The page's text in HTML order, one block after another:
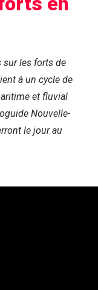
sur les forts de
à un cycle de
et fluvial
Nouvelle-
le jour au